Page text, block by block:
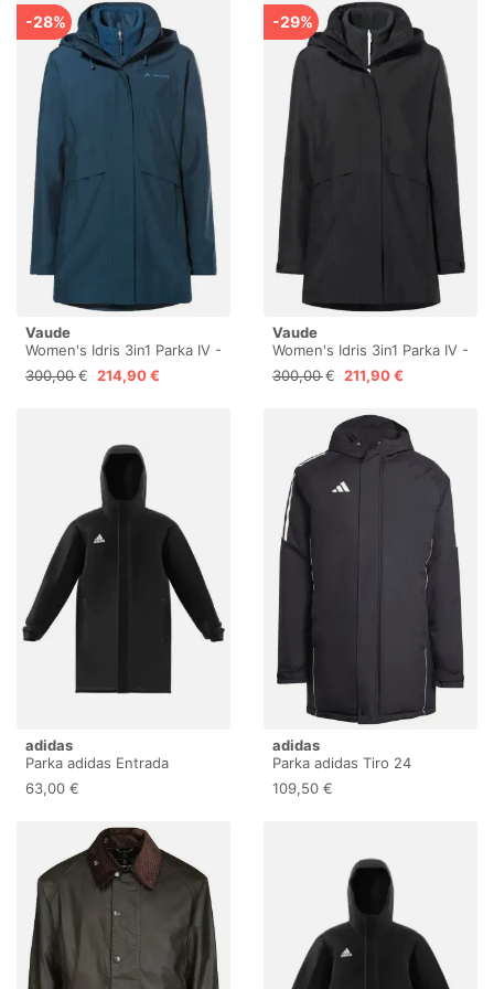
-28%
Vaude
Women's Idris 3in1 Parka IV -
3in1 Parka
300,00 € 214,90 €
-29%
Vaude
Women's Idris 3in1 Parka IV -
3in1 Parka
300,00 € 211,90 €
adidas
Parka adidas Entrada
Stadium
63,00 €
adidas
Parka adidas Tiro 24
Stadium
109,50 €